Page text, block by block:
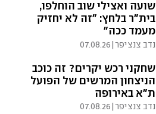
שועה ואצילי שוב הוחלפו,
בית"ר בלחץ: "זה לא יחזיק
מעמד ככה"
נדב צנציפר|
07.08.26
שחקני רכש יקרים? זה כוכב
הניצחון המרשים של הפועל
ת"א באירופה
נדב צנציפר|
07.08.26